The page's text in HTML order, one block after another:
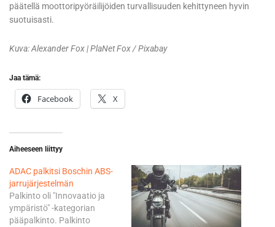
päätellä moottoripyöräilijöiden turvallisuuden kehittyneen hyvin
suotuisasti.
Kuva: Alexander Fox | PlaNet Fox / Pixabay
Jaa tämä:
Facebook X
Aiheeseen liittyy
ADAC palkitsi Boschin ABS-
jarrujärjestelmän
Palkinto oli "Innovaatio ja
ympäristö" -kategorian
pääpalkinto. Palkinto